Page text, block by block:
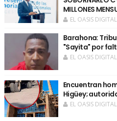
MILLONES
EL OASIS
Barahona:
"Sayita" por
EL OASIS
Encuentran
Higüey;
EL OASIS